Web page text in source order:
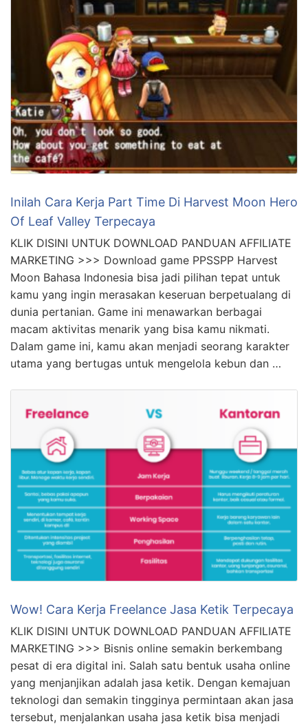
Inilah Cara Kerja Part Time Di Harvest Moon Hero
Of Leaf Valley Terpecaya
KLIK DISINI UNTUK DOWNLOAD PANDUAN AFFILIATE
MARKETING >>> Download game PPSSPP Harvest
Moon Bahasa Indonesia bisa jadi pilihan tepat untuk
kamu yang ingin merasakan keseruan berpetualang di
dunia pertanian. Game ini menawarkan berbagai
macam aktivitas menarik yang bisa kamu nikmati.
Dalam game ini, kamu akan menjadi seorang karakter
utama yang bertugas untuk mengelola kebun dan …
Wow! Cara Kerja Freelance Jasa Ketik Terpecaya
KLIK DISINI UNTUK DOWNLOAD PANDUAN AFFILIATE
MARKETING >>> Bisnis online semakin berkembang
pesat di era digital ini. Salah satu bentuk usaha online
yang menjanjikan adalah jasa ketik. Dengan kemajuan
teknologi dan semakin tingginya permintaan akan jasa
tersebut, menjalankan usaha jasa ketik bisa menjadi